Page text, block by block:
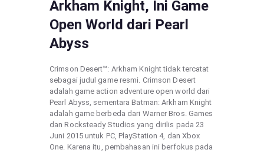
Arkham Knight, Ini Game
Open World dari Pearl
Abyss
Crimson Desert™: Arkham Knight tidak tercatat
sebagai judul game resmi. Crimson Desert
adalah game action adventure open world dari
Pearl Abyss, sementara Batman: Arkham Knight
adalah game berbeda dari Warner Bros. Games
dan Rocksteady Studios yang dirilis pada 23
Juni 2015 untuk PC, PlayStation 4, dan Xbox
One. Karena itu, pembahasan ini berfokus pada